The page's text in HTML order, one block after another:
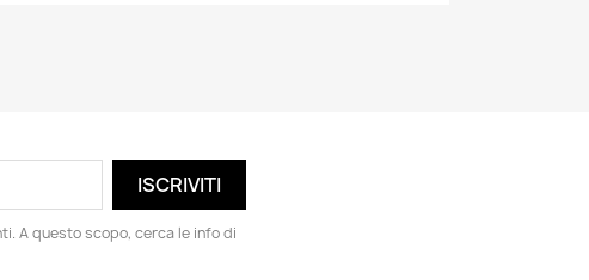
A questo scopo, cerca le info di